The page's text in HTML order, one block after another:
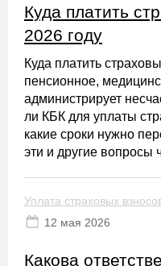
Куда платить
2026 году
Куда платить
пенсионное,
администрирует
ли КБК для уплаты
какие сроки нужно
эти и другие вопросы
Уплата страховых
12 мая 2026
Какова